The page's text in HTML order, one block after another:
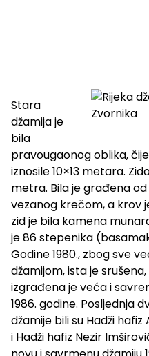
Stara
džamija je
bila
pravougaonog oblika,
iznosile 10×13 metara.
metra. Bila je građena
vezanog krečom, a krov
zid je bila kamena
je 86 stepenika
Godine 1980., zbog sve
džamijom, ista je
izgrađena je veća i
1986. godine. Posljednja
džamije bili su Hadži
i Hadži hafiz Nezir